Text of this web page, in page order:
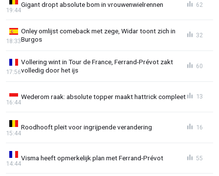
Gigant dropt absolute bom in vrouwenwielrennen
19:44
62
Onley omlijst comeback met zege, Widar toont zich in
Burgos
18:33
32
Vollering wint in Tour de France, Ferrand-Prévot zakt
volledig door het ijs
17:56
60
Wederom raak: absolute topper maakt hattrick compleet
16:44
13
Roodhooft pleit voor ingrijpende verandering
15:44
16
Visma heeft opmerkelijk plan met Ferrand-Prévot
14:44
55